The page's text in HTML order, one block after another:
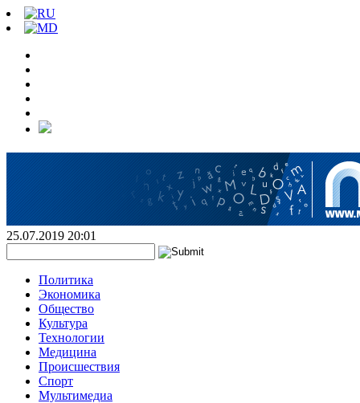
25.07.2019 20:01
Политика
Экономика
Общество
Культура
Технологии
Медицина
Происшествия
Спорт
Мультимедиа